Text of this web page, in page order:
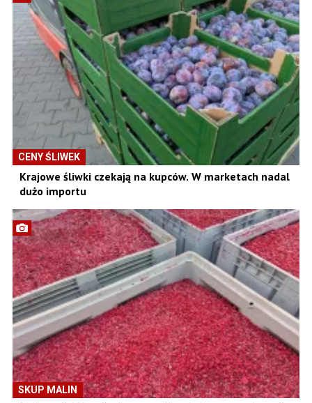
CENY ŚLIWEK
Krajowe śliwki czekają na kupców. W marketach nadal
dużo importu
SKUP MALIN